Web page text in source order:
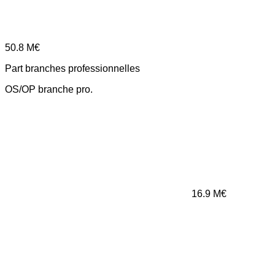
50.8 M€
Part branches professionnelles
OS/OP branche pro.
16.9 M€